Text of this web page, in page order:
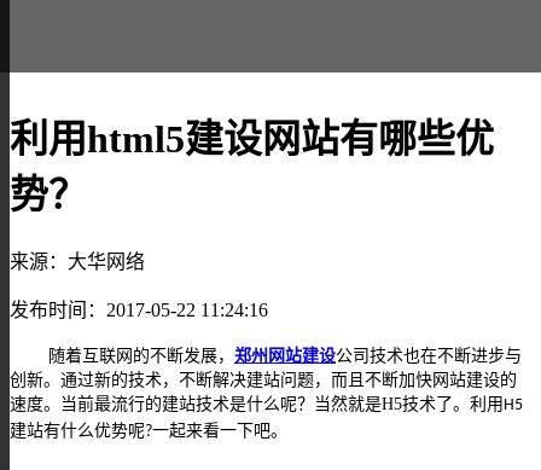
利用html5建设网站有哪些优
势？
来源：大华网络
发布时间：2017-05-22 11:24:16
随着互联网的不断发展， 郑州网站建设公司技术也在不断进步与
创新。通过新的技术，不断解决建站问题，而且不断加快网站建设的
速度。当前最流行的建站技术是什么呢？当然就是H5技术了。利用 H5
建站有什么优势呢?一起来看一下吧。